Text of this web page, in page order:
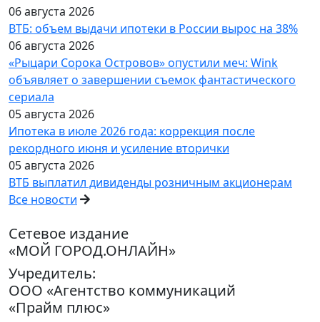
06 августа 2026
ВТБ: объем выдачи ипотеки в России вырос на 38%
06 августа 2026
«Рыцари Сорока Островов» опустили меч: Wink
объявляет о завершении съемок фантастического
сериала
05 августа 2026
Ипотека в июле 2026 года: коррекция после
рекордного июня и усиление вторички
05 августа 2026
ВТБ выплатил дивиденды розничным акционерам
Все новости
Сетевое издание
«МОЙ ГОРОД.ОНЛАЙН»
Учредитель:
ООО «Агентство коммуникаций
«Прайм плюс»